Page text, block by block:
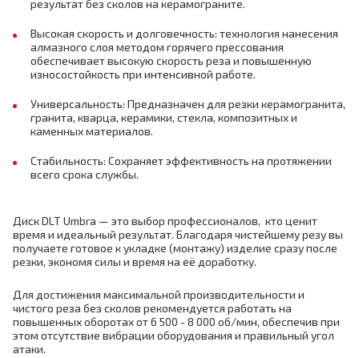
результат без сколов на керамограните.
Высокая скорость и долговечность: технология нанесения
алмазного слоя методом горячего прессования
обеспечивает высокую скорость реза и повышенную
износостойкость при интенсивной работе.
Универсальность: Предназначен для резки керамогранита,
гранита, кварца, керамики, стекла, композитных и
каменных материалов.
Стабильность: Сохраняет эффективность на протяжении
всего срока службы.
Диск DLT Umbra — это выбор профессионалов, кто ценит
время и идеальный результат. Благодаря чистейшему резу вы
получаете готовое к укладке (монтажу) изделие сразу после
резки, экономя силы и время на её доработку.
Для достижения максимальной производительности и
чистого реза без сколов рекомендуется работать на
повышенных оборотах от 6 500 - 8 000 об/мин, обеспечив при
этом отсутствие вибрации оборудования и правильный угол
атаки.